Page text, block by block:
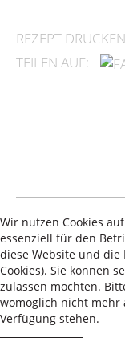
REZEPT DRUCKEN
TEILEN AUF:
Aktuell sind
Wir nutzen Cookies
essenziell für den
diese Website und
Cookies). Sie können
zulassen möchten.
womöglich nicht mehr
Verfügung stehen.